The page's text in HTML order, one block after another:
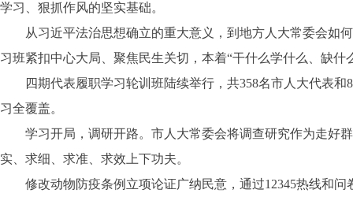
学习、狠抓作风的坚实基础。
从习近平法治思想确立的重大意义，到地方人大常委会如
习班紧扣中心大局、聚焦民生关切，本着“干什么学什么、缺
四期代表履职学习轮训班陆续举行，共358名市人大代表和
习全覆盖。
学习开局，调研开路。市人大常委会将调查研究作为走好群
实、求细、求准、求效上下功夫。
修改动物防疫条例立项论证广纳民意，通过12345热线和问